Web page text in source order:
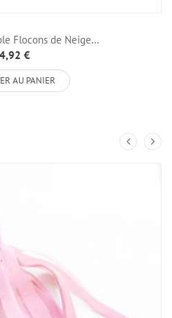
Flocons de Neige...
4,92 €
AU PANIER